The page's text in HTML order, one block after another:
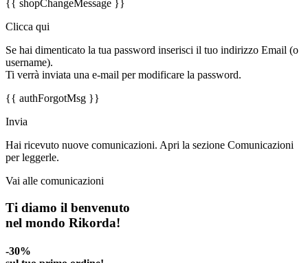
{{ shopChangeMessage }}
Clicca qui
Se hai dimenticato la tua password inserisci il tuo indirizzo Email (o
username).
Ti verrà inviata una e-mail per modificare la password.
{{ authForgotMsg }}
Invia
Hai ricevuto nuove comunicazioni. Apri la sezione Comunicazioni
per leggerle.
Vai alle comunicazioni
Ti diamo il benvenuto
nel mondo Rikorda!
-30%